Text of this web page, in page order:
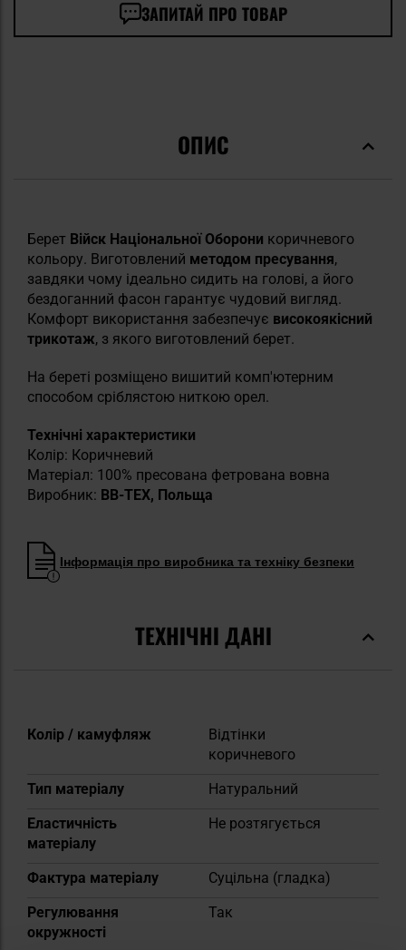
ЗАПИТАЙ ПРО ТОВАР
ОПИС
Берет Війск Національної Оборони коричневого
кольору. Виготовлений методом пресування,
завдяки чому ідеально сидить на голові, а його
бездоганний фасон гарантує чудовий вигляд.
Комфорт використання забезпечує високоякісний
трикотаж, з якого виготовлений берет.
На береті розміщено вишитий комп'ютерним
способом сріблястою ниткою орел.
Технічні характеристики
Колір: Коричневий
Матеріал: 100% пресована фетрована вовна
Виробник: BB-TEX, Польща
Інформація про виробника та техніку безпеки
ТЕХНІЧНІ ДАНІ
Докладніше
Колір / камуфляж
Відтінки
коричневого
Тип матеріалу
Натуральний
Еластичність
матеріалу
Не розтягується
Фактура матеріалу
Суцільна (гладка)
Регулювання
окружності
Так